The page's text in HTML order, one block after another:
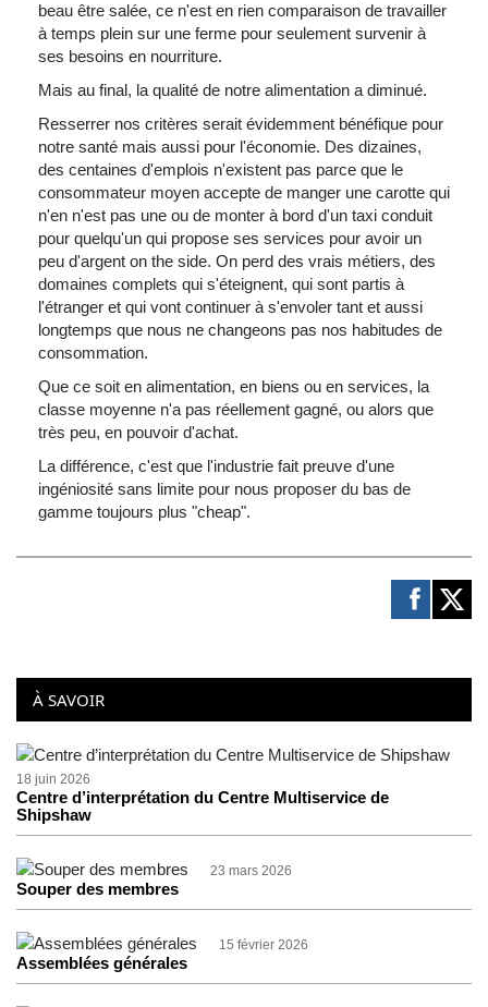
beau être salée, ce n'est en rien comparaison de travailler
à temps plein sur une ferme pour seulement survenir à
ses besoins en nourriture.
Mais au final, la qualité de notre alimentation a diminué.
Resserrer nos critères serait évidemment bénéfique pour
notre santé mais aussi pour l'économie. Des dizaines,
des centaines d'emplois n'existent pas parce que le
consommateur moyen accepte de manger une carotte qui
n'en n'est pas une ou de monter à bord d'un taxi conduit
pour quelqu'un qui propose ses services pour avoir un
peu d'argent on the side. On perd des vrais métiers, des
domaines complets qui s'éteignent, qui sont partis à
l'étranger et qui vont continuer à s'envoler tant et aussi
longtemps que nous ne changeons pas nos habitudes de
consommation.
Que ce soit en alimentation, en biens ou en services, la
classe moyenne n'a pas réellement gagné, ou alors que
très peu, en pouvoir d'achat.
La différence, c'est que l'industrie fait preuve d'une
ingéniosité sans limite pour nous proposer du bas de
gamme toujours plus "cheap".
À SAVOIR
18 juin 2026
Centre d’interprétation du Centre Multiservice de
Shipshaw
23 mars 2026
Souper des membres
15 février 2026
Assemblées générales